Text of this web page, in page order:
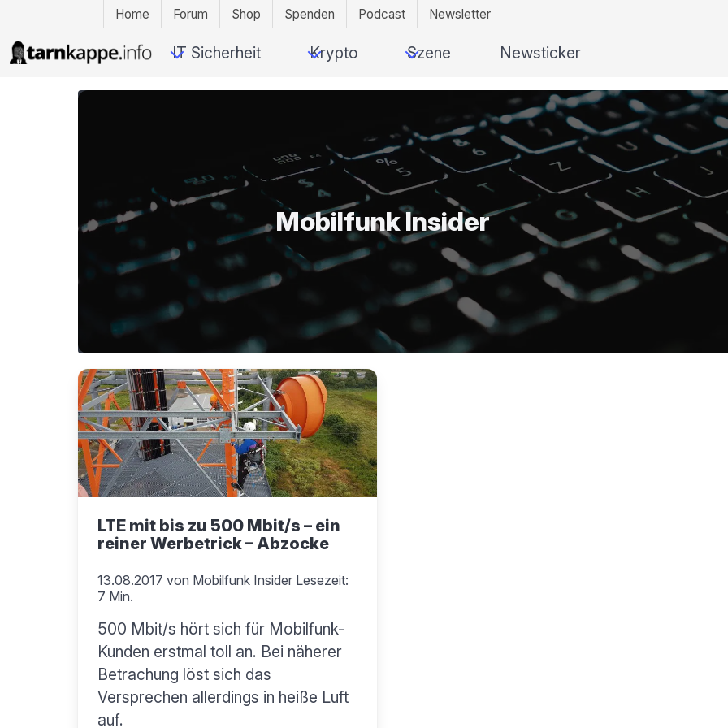
Home Forum Shop Spenden Podcast Newsletter
IT Sicherheit Krypto Szene Newsticker
Mobilfunk Insider
LTE mit bis zu 500 Mbit/s – ein
reiner Werbetrick – Abzocke
13.08.2017 von Mobilfunk Insider Lesezeit:
7 Min.
500 Mbit/s hört sich für Mobilfunk-
Kunden erstmal toll an. Bei näherer
Betrachung löst sich das
Versprechen allerdings in heiße Luft
auf.